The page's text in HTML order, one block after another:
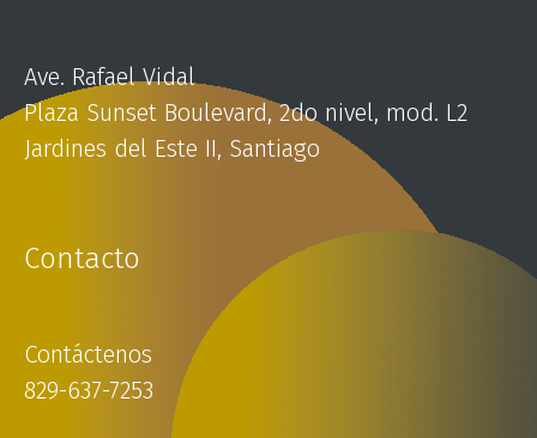
Ave. Rafael Vidal
Plaza Sunset Boulevard, 2do nivel, mod. L2
Jardines del Este II, Santiago
Contacto
Contáctenos
829-637-7253